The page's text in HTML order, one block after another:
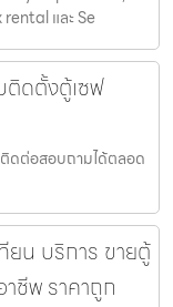
และ Se
ติดตั้งตู้เซฟ
ดต่อสอบถามได้ตลอด
ยน บริการ ขายตู้
ชีพ ราคาถูก